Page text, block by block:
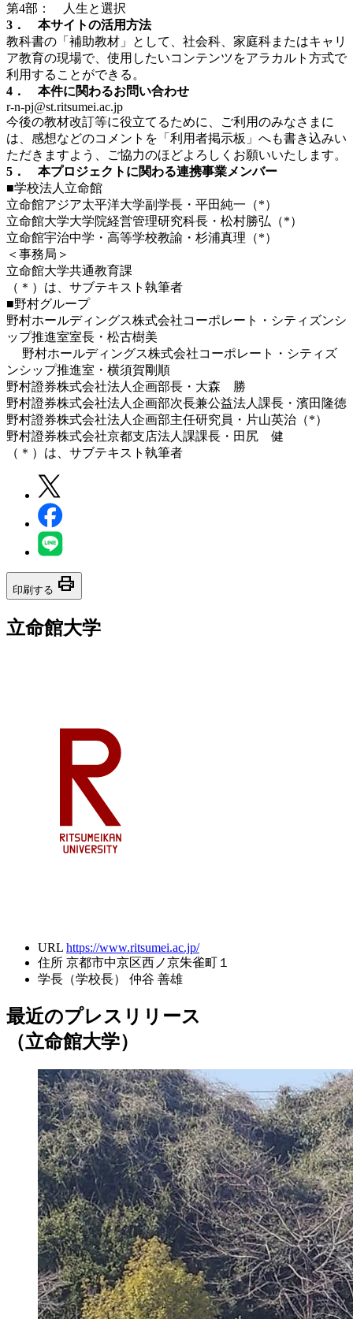
第4部： 人生と選択
3． 本サイトの活用方法
教科書の「補助教材」として、社会科、家庭科またはキャリ
ア教育の現場で、使用したいコンテンツをアラカルト方式で
利用することができる。
4． 本件に関わるお問い合わせ
r-n-pj@st.ritsumei.ac.jp
今後の教材改訂等に役立てるために、ご利用のみなさまに
は、感想などのコメントを「利用者掲示板」へも書き込みい
ただきますよう、ご協力のほどよろしくお願いいたします。
5． 本プロジェクトに関わる連携事業メンバー
■学校法人立命館
立命館アジア太平洋大学副学長・平田純一（*）
立命館大学大学院経営管理研究科長・松村勝弘（*）
立命館宇治中学・高等学校教諭・杉浦真理（*）
＜事務局＞
立命館大学共通教育課
（＊）は、サブテキスト執筆者
■野村グループ
野村ホールディングス株式会社コーポレート・シティズンシ
ップ推進室室長・松古樹美
野村ホールディングス株式会社コーポレート・シティズ
ンシップ推進室・横須賀剛順
野村證券株式会社法人企画部長・大森 勝
野村證券株式会社法人企画部次長兼公益法人課長・濱田隆徳
野村證券株式会社法人企画部主任研究員・片山英治（*）
野村證券株式会社京都支店法人課課長・田尻 健
（＊）は、サブテキスト執筆者
印刷する print
立命館大学
URL https://www.ritsumei.ac.jp/
住所 京都市中京区西ノ京朱雀町１
学長（学校長）
仲谷 善雄
最近のプレスリリース
（立命館大学）